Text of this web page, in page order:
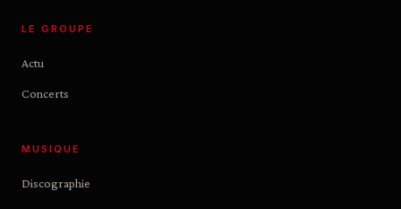
LE GROUPE
Actu
Concerts
MUSIQUE
Discographie